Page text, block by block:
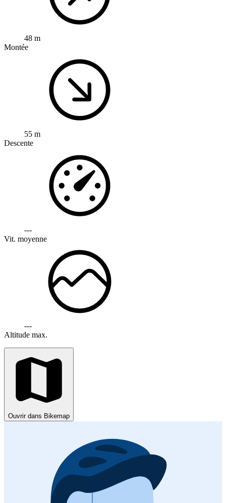
48 m
Montée
55 m
Descente
---
Vit. moyenne
---
Altitude max.
Ouvrir dans Bikemap